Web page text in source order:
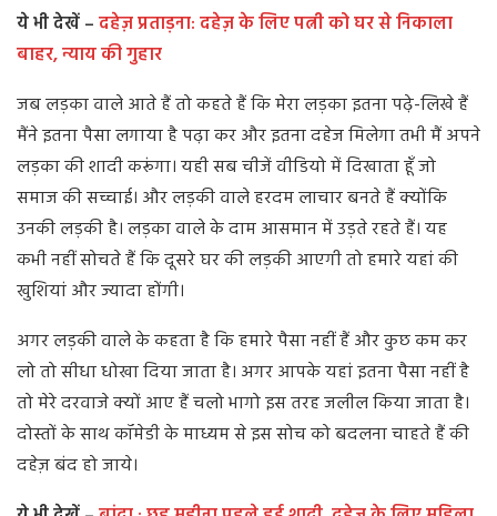
ये भी देखें –दहेज़ प्रताड़ना: दहेज़ के लिए पत्नी को घर से निकाला
बाहर, न्याय की गुहार
जब लड़का वाले आते हैं तो कहते हैं कि मेरा लड़का इतना पढ़े-लिखे हैं
मैंने इतना पैसा लगाया है पढ़ा कर और इतना दहेज मिलेगा तभी मैं अपने
लड़का की शादी करूंगा। यही सब चीजें वीडियो में दिखाता हूँ जो
समाज की सच्चाई। और लड़की वाले हरदम लाचार बनते हैं क्योंकि
उनकी लड़की है। लड़का वाले के दाम आसमान में उड़ते रहते हैं। यह
कभी नहीं सोचते हैं कि दूसरे घर की लड़की आएगी तो हमारे यहां की
खुशियां और ज्यादा होंगी।
अगर लड़की वाले के कहता है कि हमारे पैसा नहीं हैं और कुछ कम कर
लो तो सीधा धोखा दिया जाता है। अगर आपके यहां इतना पैसा नहीं है
तो मेरे दरवाजे क्यों आए हैं चलो भागो इस तरह जलील किया जाता है।
दोस्तों के साथ कॉमेडी के माध्यम से इस सोच को बदलना चाहते हैं की
दहेज़ बंद हो जाये।